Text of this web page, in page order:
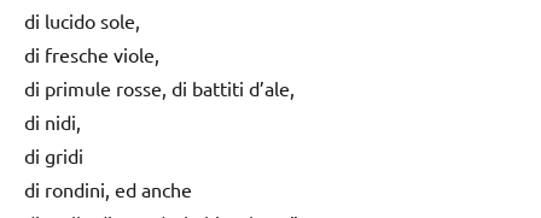
di lucido sole,
di fresche viole,
di primule rosse, di battiti d’ale,
di nidi,
di gridi
di rondini, ed anche